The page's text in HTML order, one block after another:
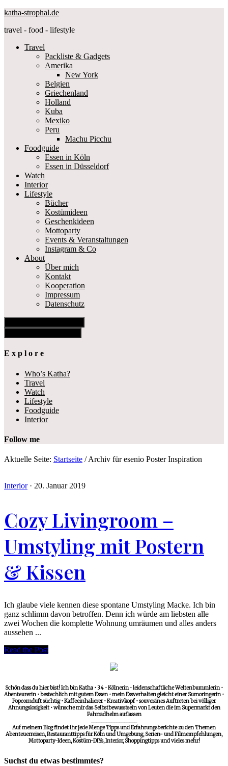
katha-strophal.de
travel - food - lifestyle
Travel
Packliste & Gadgets
Amerika
New York
Belgien
Griechenland
Holland
Kuba
Mexiko
Peru
Machu Picchu
Foodguide
Essen in Köln
Essen in Düsseldorf
Watch
Interior
Lifestyle
Bücher
Kostümideen
Geschenkideen
Mottoparty
Events & Veranstaltungen
Instagram & Co
About
Über mich
Kontakt
Kooperation
Impressum
Datenschutz
E x p l o r e
Who’s Katha?
Travel
Watch
Lifestyle
Foodguide
Interior
Follow me
Aktuelle Seite: Startseite /Archiv für esenio Poster Inspiration
Interior· 20. Januar 2019
Cozy Livingroom –
Umstyling mit Postern
& Kissen
Ich glaube viele kennen diese spontane Umstyling Macke. Ich bin
ganz schlimm davon betroffen. Denn ich würde am liebsten alle
zwei Wochen die komplette Wohnung umräumen und alles anders
aussehen ...
Read the Post
Schön dass du hier bist! Ich bin Katha • 34 • Kölnerin • leidenschaftliche Weltenbummlerin •
Abenteurerin • bestechlich mit gutem Essen • mein Essverhalten gleicht einer Sumoringerin •
Popcornduft süchtig • Kaffeeinhalierer • Kreativkopf • souveränes Auftreten bei völliger
Ahnungslosigkeit • wünsche mir das Selbstbewusstsein von Leuten die im Supermarkt den
Fahrradhelm auflassen
__________________
Auf meinem Blog findet ihr jede Menge Tipps und Erfahrungsberichte zu den Themen
Abenteuerreisen, Restauranttipps für Köln und Umgebung, Serien- und Filmempfehlungen,
Mottoparty-Ideen, Kostüm-DIYs, Interior, Shoppingtipps und vieles mehr!
Suchst du etwas bestimmtes?